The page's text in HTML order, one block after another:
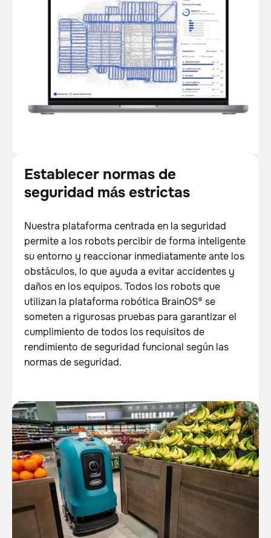
Establecer normas de
seguridad más estrictas
Nuestra plataforma centrada en la seguridad
permite a los robots percibir de forma inteligente
su entorno y reaccionar inmediatamente ante los
obstáculos, lo que ayuda a evitar accidentes y
daños en los equipos. Todos los robots que
utilizan la plataforma robótica BrainOS® se
someten a rigurosas pruebas para garantizar el
cumplimiento de todos los requisitos de
rendimiento de seguridad funcional según las
normas de seguridad.